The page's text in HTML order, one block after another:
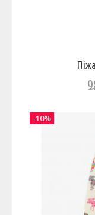
-10%